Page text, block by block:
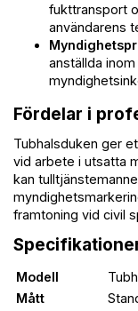
fukttransport
användarens
anställda
Fördelar i
Tubhalsduken ger
vid arbete i utsatta
kan
framtoning vid civil
Modell
Mått